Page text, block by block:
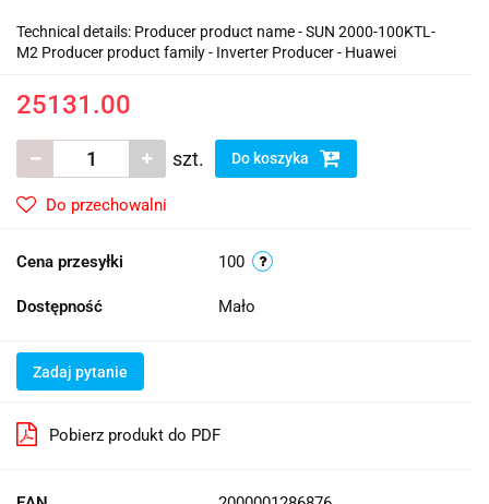
Technical details: Producer product name - SUN 2000-100KTL-
M2 Producer product family - Inverter Producer - Huawei
25131.00
szt. Do koszyka
Do przechowalni
Cena przesyłki 100
Dostępność Mało
Zadaj pytanie
Pobierz produkt do PDF